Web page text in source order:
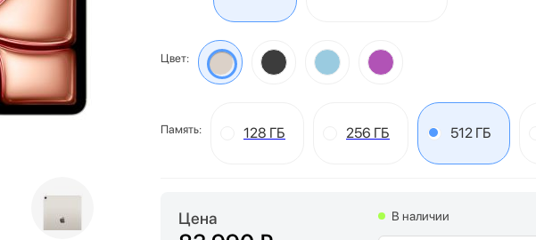
Цвет:
Память: 128 ГБ 256 ГБ 512 ГБ
Цена В наличии